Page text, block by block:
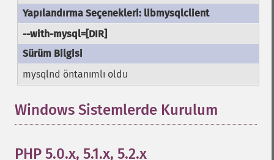
--with-mysql=[DIR]
mysqlnd öntanımlı oldu
Windows Sistemlerde Kurulum
PHP 5.0.x, 5.1.x, 5.2.x